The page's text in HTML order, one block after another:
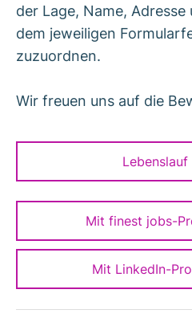
der Lage, Name,
dem jeweiligen
zuzuordnen.
Wir freuen uns auf die
Mit finest jobs-
Mit LinkedIn-